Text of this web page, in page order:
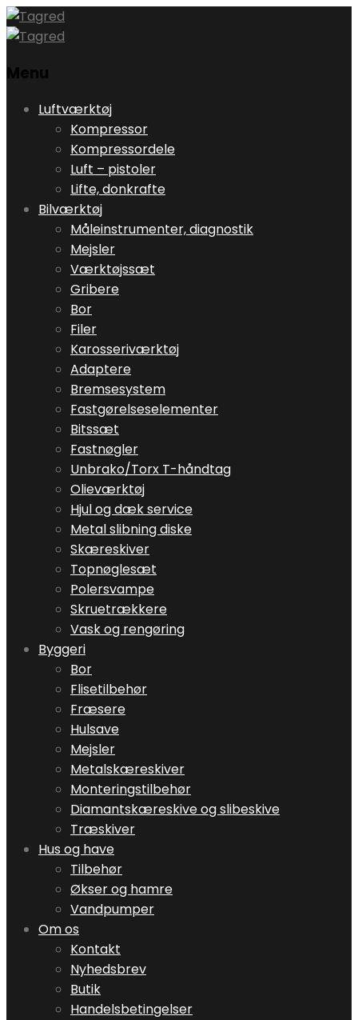
Menu
Skip
content
Luftværktøj
Kompressor
Kompressordele
Luft – pistoler
Lifte, donkrafte
Bilværktøj
Måleinstrumenter, diagnostik
Mejsler
Værktøjssæt
Gribere
Bor
Filer
Karosseriværktøj
Adaptere
Bremsesystem
Fastgørelseselementer
Bitssæt
Fastnøgler
Unbrako/Torx T-håndtag
Olieværktøj
Hjul og dæk service
Metal slibning diske
Skæreskiver
Topnøglesæt
Polersvampe
Skruetrækkere
Vask og rengøring
Byggeri
Bor
Flisetilbehør
Fræsere
Hulsave
Mejsler
Metalskæreskiver
Monteringstilbehør
Diamantskæreskive og slibeskive
Træskiver
Hus og have
Tilbehør
Økser og hamre
Vandpumper
Om os
Kontakt
Nyhedsbrev
Butik
Handelsbetingelser